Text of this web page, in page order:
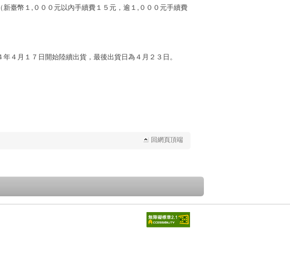
臺幣１,０００元以內手續費１５元，逾１,０００元手續費
４月１７日開始陸續出貨，最後出貨日為４月２３日。
回網頁頂端